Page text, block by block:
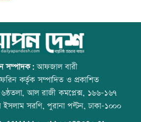
বাংলা কিউআর নিয়ে আলেমদের সঙ্গে
ইসলামী ব্যাংকেরমতবিনিময় সভা
অস্বাভাবিক দর বৃদ্ধির কারণ জানেনা
ইউনাইটেড ইন্স্যুরেন্স
আজ বিশ্ব বন্ধু দিবস
কোরআন-হাদিসে নামাজ না পড়ার শাস্তি
সম্পাদক:আফজাল বারী
কর্তৃক সম্পাদিত ও প্রকাশিত
আল রাজী কমপ্লেক্স, ১৬৬-১৬৭
সরণি, পুরানা পল্টন, ঢাকা-১০০০